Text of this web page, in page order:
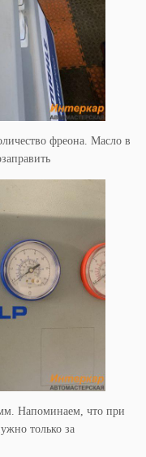
фреона. Масло в
Напоминаем, что при
только за